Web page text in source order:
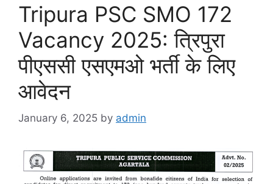
Tripura PSC SMO 172
Vacancy 2025: त्रिपुरा
पीएससी एसएमओ भर्ती के लिए
आवेदन
January 6, 2025 by admin